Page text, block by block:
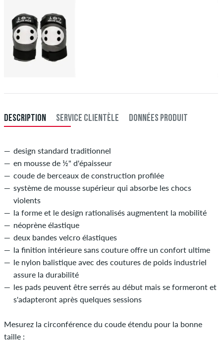
DESCRIPTION SERVICE CLIENTÈLE DONNÉES PRODUIT
design standard traditionnel
en mousse de ½" d'épaisseur
coude de berceaux de construction profilée
système de mousse supérieur qui absorbe les chocs
violents
la forme et le design rationalisés augmentent la mobilité
néoprène élastique
deux bandes velcro élastiques
la finition intérieure sans couture offre un confort ultime
le nylon balistique avec des coutures de poids industriel
assure la durabilité
les pads peuvent être serrés au début mais se formeront et
s'adapteront après quelques sessions
Mesurez la circonférence du coude étendu pour la bonne
taille :